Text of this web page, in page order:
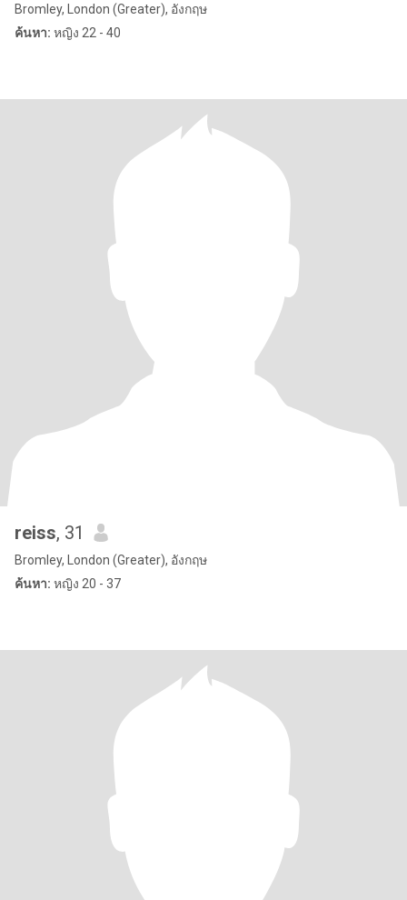
Bromley, London (Greater), อังกฤษ
ค้นหา: หญิง 22 - 40
reiss, 31
Bromley, London (Greater), อังกฤษ
ค้นหา: หญิง 20 - 37